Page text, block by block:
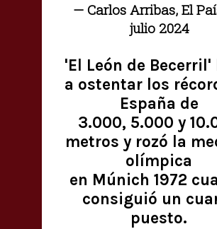
— Carlos Arribas, El
julio 2024
'El León de Becerril'
a ostentar los
España de
3.000, 5.000 y
metros y rozó la
olímpica
en Múnich 1972
consiguió un
puesto.